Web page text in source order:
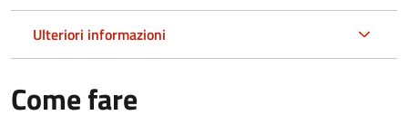
Ulteriori informazioni
Come fare